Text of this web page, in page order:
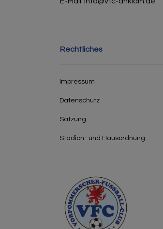
Rechtliches
Impressum
Datenschutz
Satzung
Stadion- und Hausordnung